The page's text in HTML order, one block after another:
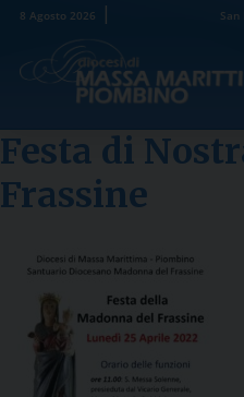
Skip
content
8 Agosto 2026
Festa di
Frassine